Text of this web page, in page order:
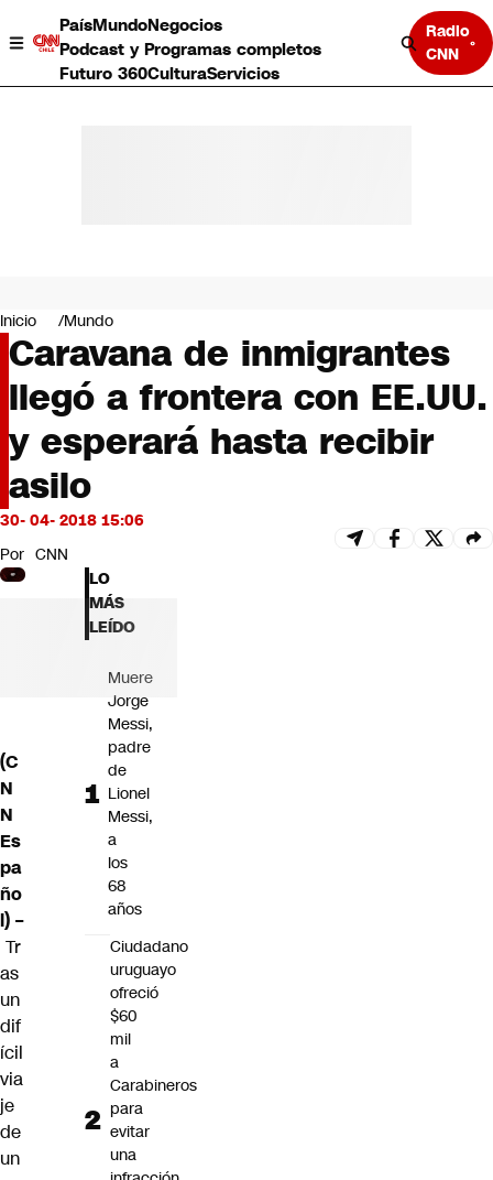
PaísMundoNegocios
Podcast y Programas completos
Futuro 360CulturaServicios
Radio
CNN
Negocios
Deportes
Programas completos
Cultura
Servicios
Bits
CNN Data
CNN tiempo
Futuro 360
Inicio Mundo
Caravana de inmigrantes
llegó a frontera con EE.UU.
y esperará hasta recibir
asilo
30- 04- 2018 15:06
Por CNN
(C
N
N
Es
pa
ño
l) –
Tr
as
un
dif
ícil
via
je
de
un
LO
MÁS
LEÍDO
Muere
Jorge
Messi,
padre
de
Lionel
Messi,
a
los
68
años
Ciudadano
uruguayo
ofreció
$60
mil
a
Carabineros
para
evitar
una